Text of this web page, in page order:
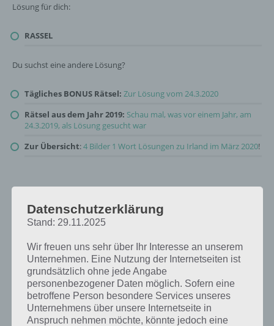
Lösung für dich:
RASSEL
Du suchst eine andere Lösung?
Tägliches BONUS Rätsel: Zur Lösung vom 24.3.2020
Rätsel aus dem Jahr 2019: Schau mal, was vor einem Jahr, am
24.3.2019, als Lösung gesucht war
Zur Übersicht:4 Bilder 1 Wort Lösungen zu Irland im März 2020!
Datenschutzerklärung
Stand: 29.11.2025
Wir freuen uns sehr über Ihr Interesse an unserem
Unternehmen. Eine Nutzung der Internetseiten ist
grundsätzlich ohne jede Angabe
personenbezogener Daten möglich. Sofern eine
betroffene Person besondere Services unseres
Unternehmens über unsere Internetseite in
Anspruch nehmen möchte, könnte jedoch eine